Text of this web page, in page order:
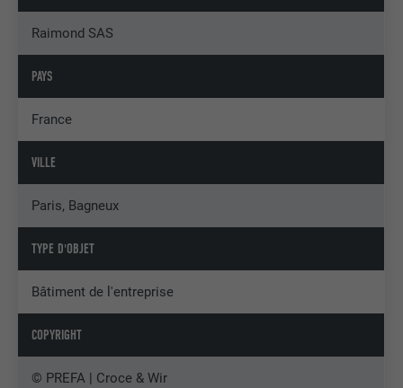
Raimond SAS
PAYS
France
VILLE
Paris, Bagneux
TYPE D'OBJET
Bâtiment de l'entreprise
COPYRIGHT
© PREFA | Croce & Wir